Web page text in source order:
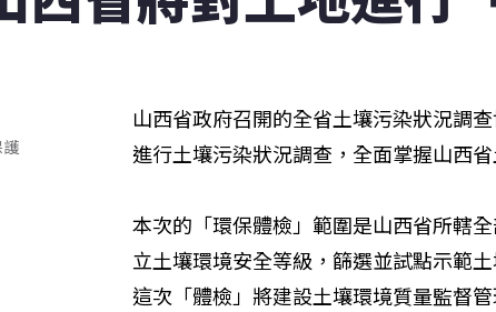
山西省政府召開的全省土壤污染狀況調
進行土壤污染狀況調查，全面掌握山西
本次的「環保體檢」範圍是山西省所轄
立土壤環境安全等級，篩選並試點示範
這次「體檢」將建設土壤環境質量監督